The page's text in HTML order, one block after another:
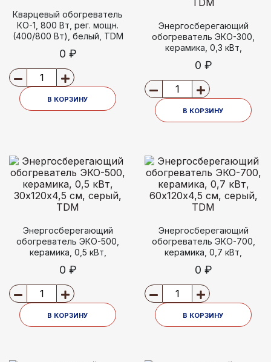
Кварцевый обогреватель
КО-1, 800 Вт, рег. мощн.
(400/800 Вт), белый, TDM
0 ₽
В КОРЗИНУ
Энергосберегающий
обогреватель ЭКО-300,
керамика, 0,3 кВт,
0 ₽
В КОРЗИНУ
Энергосберегающий
обогреватель ЭКО-500,
керамика, 0,5 кВт,
0 ₽
В КОРЗИНУ
Энергосберегающий
обогреватель ЭКО-700,
керамика, 0,7 кВт,
0 ₽
В КОРЗИНУ